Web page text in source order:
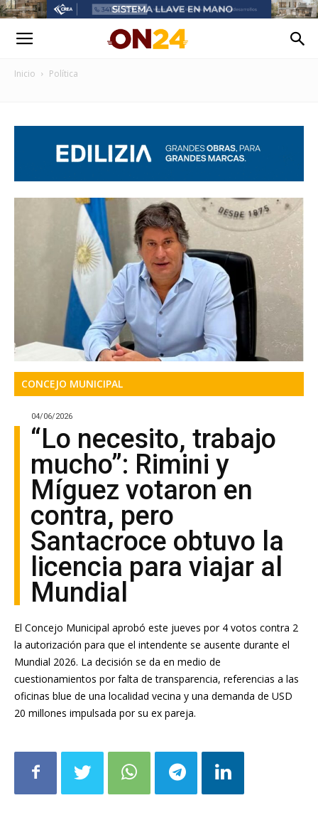
Inicio Política
CONCEJO MUNICIPAL
04/06/2026
“Lo necesito, trabajo
mucho”: Rimini y
Míguez votaron en
contra, pero
Santacroce obtuvo la
licencia para viajar al
Mundial
El Concejo Municipal aprobó este jueves por 4 votos contra 2
la autorización para que el intendente se ausente durante el
Mundial 2026. La decisión se da en medio de
cuestionamientos por falta de transparencia, referencias a las
oficinas blue de una localidad vecina y una demanda de USD
20 millones impulsada por su ex pareja.